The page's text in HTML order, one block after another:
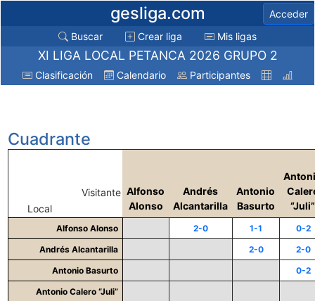
gesliga.com
Acceder
Buscar
Crear liga Mis ligas
XI LIGA LOCAL PETANCA 2026 GRUPO 2
Clasificación Calendario Participantes
Cuadrante
Visitante
Local
Alfonso
Alonso
Andrés
Alcantarilla
Antonio
Basurto
“Juli”
Alfonso Alonso 2-0 1-1
0-2
Andrés Alcantarilla
2-0
2-0
Antonio Basurto
0-2
Antonio Calero “Juli”